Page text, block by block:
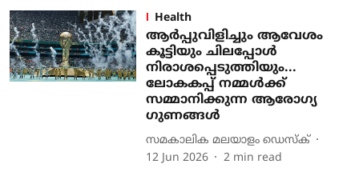
Health
ആർപ്പുവിളിച്ചും ആവേശം
കൂട്ടിയും ചിലപ്പോൾ
നിരാശപ്പെടുത്തിയും...
ലോകകപ്പ് നമ്മൾക്ക്
സമ്മാനിക്കുന്ന ആരോഗ്യ​
ഗുണങ്ങൾ
സമകാലിക മലയാളം ഡെസ്ക്
12 Jun 2026
2 min read